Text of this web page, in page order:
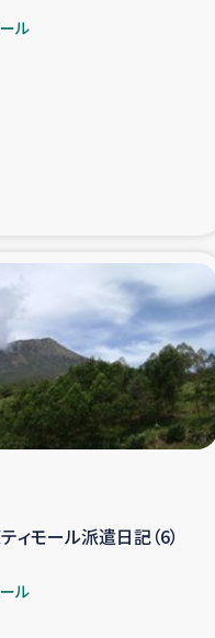
ガザ地区における
ガザ地区における被
民際教育
トルコ・シリア
コーヒー生
アグロフォレストリ
ル
ィモール派遣日記（6）
ル